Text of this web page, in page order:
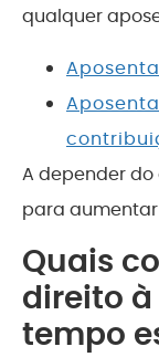
qualquer
A depender
para
Quais
direito
tempo